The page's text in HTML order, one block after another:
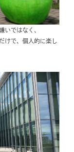
いではなく、
けで、個人的に楽し